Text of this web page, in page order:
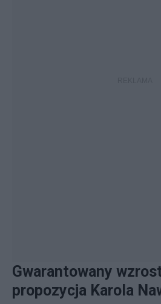
Gwarantowany
propozycja Karola